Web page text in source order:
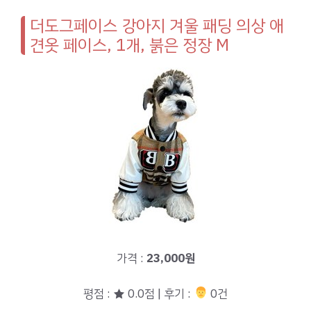
더도그페이스 강아지 겨울 패딩 의상 애
견옷 페이스, 1개, 붉은 정장 M
가격 : 23,000원
평점 : ★ 0.0점 | 후기 : ‍‍ 0건